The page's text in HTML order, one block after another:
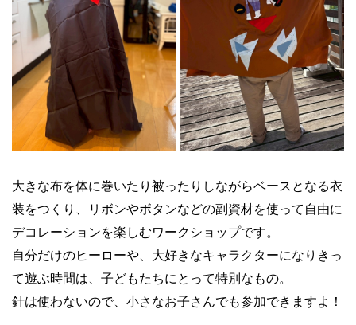
大きな布を体に巻いたり被ったりしながらベースとなる衣
装をつくり、リボンやボタンなどの副資材を使って自由に
デコレーションを楽しむワークショップです。
自分だけのヒーローや、大好きなキャラクターになりきっ
て遊ぶ時間は、子どもたちにとって特別なもの。
針は使わないので、小さなお子さんでも参加できますよ！